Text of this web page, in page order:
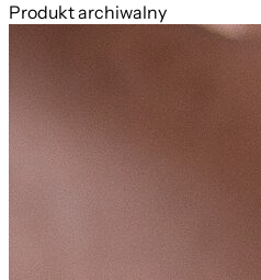
Produkt archiwalny